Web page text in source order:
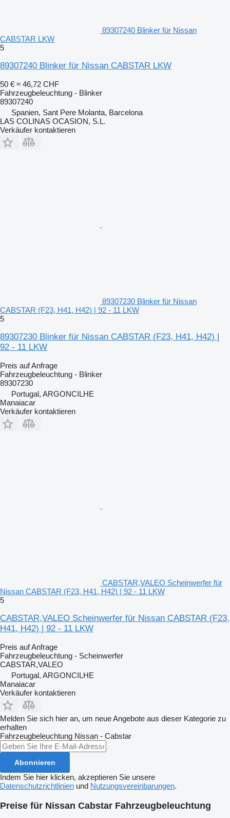
89307240 Blinker für Nissan
CABSTAR LKW
5
89307240 Blinker für Nissan CABSTAR LKW
50 € ≈ 46,72 CHF
Fahrzeugbeleuchtung - Blinker
89307240
Spanien, Sant Pere Molanta, Barcelona
LAS COLINAS OCASION, S.L.
Verkäufer kontaktieren
89307230 Blinker für Nissan
CABSTAR (F23, H41, H42) | 92 - 11 LKW
5
89307230 Blinker für Nissan CABSTAR (F23, H41, H42) |
92 - 11 LKW
Preis auf Anfrage
Fahrzeugbeleuchtung - Blinker
89307230
Portugal, ARGONCILHE
Manaiacar
Verkäufer kontaktieren
CABSTAR,VALEO Scheinwerfer für
Nissan CABSTAR (F23, H41, H42) | 92 - 11 LKW
5
CABSTAR,VALEO Scheinwerfer für Nissan CABSTAR (F23,
H41, H42) | 92 - 11 LKW
Preis auf Anfrage
Fahrzeugbeleuchtung - Scheinwerfer
CABSTAR,VALEO
Portugal, ARGONCILHE
Manaiacar
Verkäufer kontaktieren
Melden Sie sich hier an, um neue Angebote aus dieser Kategorie zu
erhalten
Fahrzeugbeleuchtung Nissan - Cabstar
Abonnieren
Indem Sie hier klicken, akzeptieren Sie unsere
Datenschutzrichtlinien und Nutzungsvereinbarungen.
Preise für Nissan Cabstar Fahrzeugbeleuchtung